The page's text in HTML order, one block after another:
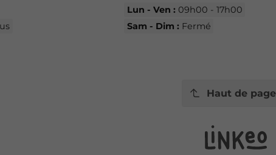
Lun - Ven : 09h00 - 17h00
Sam - Dim : Fermé
Haut de page